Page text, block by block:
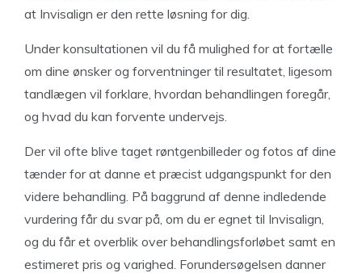
at Invisalign er den rette løsning for dig.
Under konsultationen vil du få mulighed for at fortælle
om dine ønsker og forventninger til resultatet, ligesom
tandlægen vil forklare, hvordan behandlingen foregår,
og hvad du kan forvente undervejs.
Der vil ofte blive taget røntgenbilleder og fotos af dine
tænder for at danne et præcist udgangspunkt for den
videre behandling. På baggrund af denne indledende
vurdering får du svar på, om du er egnet til Invisalign,
og du får et overblik over behandlingsforløbet samt en
estimeret pris og varighed. Forundersøgelsen danner